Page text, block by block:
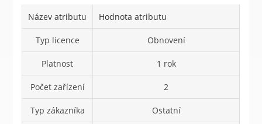
Název atributu Hodnota atributu
Typ licence Obnovení
Platnost 1 rok
Počet zařízení 2
Typ zákazníka Ostatní